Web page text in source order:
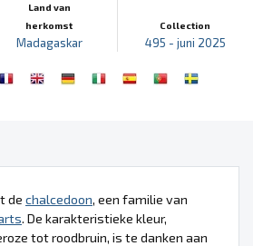
Land van
herkomst
Madagaskar
Collection
495 - juni 2025
de chalcedoon, een familie van
. De karakteristieke kleur,
tot roodbruin, is te danken aan